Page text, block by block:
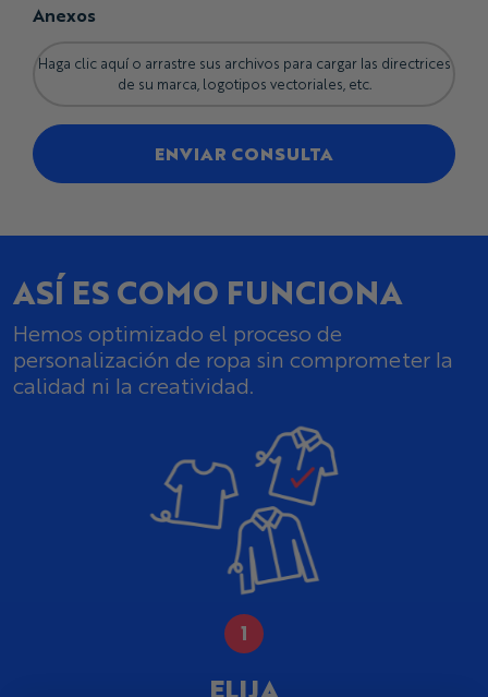
Anexos
Haga clic aquí o arrastre sus archivos para cargar las directrices
de su marca, logotipos vectoriales, etc.
ENVIAR CONSULTA
ASÍ ES COMO FUNCIONA
Hemos optimizado el proceso de
personalización de ropa sin comprometer la
calidad ni la creatividad.
ELIJA